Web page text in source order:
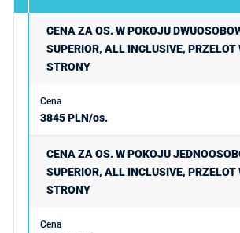
CENA ZA OS. W POKOJU
SUPERIOR, ALL INCLUSIVE, PRZELOT
STRONY
3845 PLN/os.
CENA ZA OS. W POKOJU
SUPERIOR, ALL INCLUSIVE, PRZELOT
STRONY